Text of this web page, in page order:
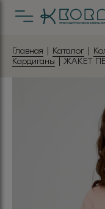
Главная | Каталог |
Кардиганы | ЖАКЕТ